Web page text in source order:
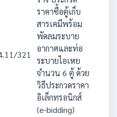
321
ราคาซื้อตู้เก็บ
สารเคมีพร้อม
พัดลมระบาย
อากาศและท่อ
ระบายไอเหย
จำนวน 6 ตู้ ด้วย
วิธีประกวดราคา
อิเล็กทรอนิกส์
(e-bidding)